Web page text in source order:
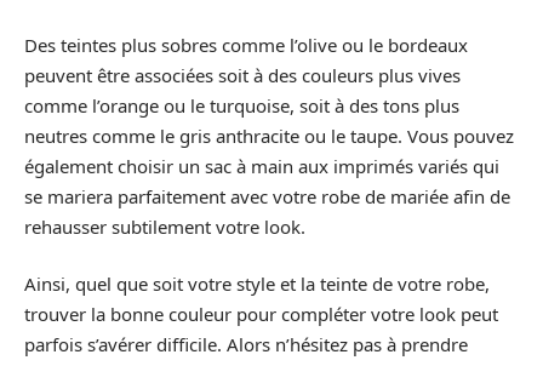
Des teintes plus sobres comme l’olive ou le bordeaux
peuvent être associées soit à des couleurs plus vives
comme l’orange ou le turquoise, soit à des tons plus
neutres comme le gris anthracite ou le taupe. Vous pouvez
également choisir un sac à main aux imprimés variés qui
se mariera parfaitement avec votre robe de mariée afin de
rehausser subtilement votre look.
Ainsi, quel que soit votre style et la teinte de votre robe,
trouver la bonne couleur pour compléter votre look peut
parfois s’avérer difficile. Alors n’hésitez pas à prendre